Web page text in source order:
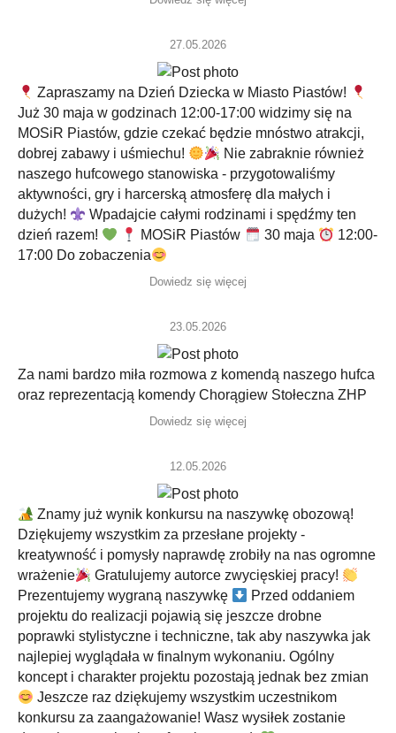
27.05.2026
Zapraszamy na Dzień Dziecka w Miasto Piastów!
Już 30 maja w godzinach 12:00-17:00 widzimy się na
MOSiR Piastów, gdzie czekać będzie mnóstwo atrakcji,
dobrej zabawy i uśmiechu!
Nie zabraknie również
naszego hufcowego stanowiska - przygotowaliśmy
aktywności, gry i harcerską atmosferę dla małych i
dużych!
Wpadajcie całymi rodzinami i spędźmy ten
dzień razem!
MOSiR Piastów 30 maja
12:00-
17:00 Do zobaczenia
Dowiedz się więcej
23.05.2026
Za nami bardzo miła rozmowa z komendą naszego hufca
oraz reprezentacją komendy Chorągiew Stołeczna ZHP
Dowiedz się więcej
12.05.2026
Znamy już wynik konkursu na naszywkę obozową!
Dziękujemy wszystkim za przesłane projekty -
kreatywność i pomysły naprawdę zrobiły na nas ogromne
wrażenie
Gratulujemy autorce zwycięskiej pracy!
Prezentujemy wygraną naszywkę
Przed oddaniem
projektu do realizacji pojawią się jeszcze drobne
poprawki stylistyczne i techniczne, tak aby naszywka jak
najlepiej wyglądała w finalnym wykonaniu. Ogólny
koncept i charakter projektu pozostają jednak bez zmian
Jeszcze raz dziękujemy wszystkim uczestnikom
konkursu za zaangażowanie! Wasz wysiłek zostanie